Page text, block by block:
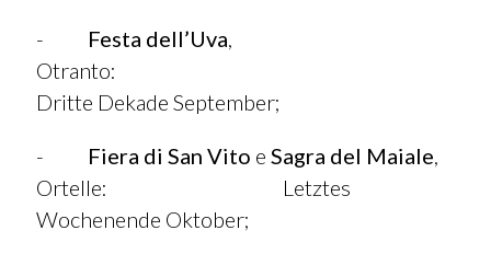
- Festa dell’Uva,
Otranto:
Dritte Dekade September;
- Fiera di San Vito e Sagra del Maiale,
Ortelle: Letztes
Wochenende Oktober;